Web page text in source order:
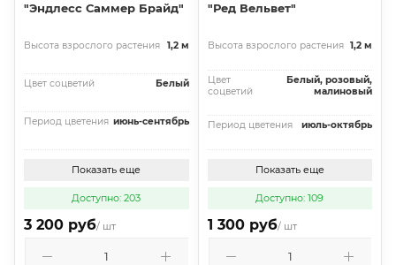
"Эндлесс Саммер Брайд"
Высота взрослого растения 1,2 м
Цвет соцветий Белый
Период цветения июнь-сентябрь
Показать еще
Доступно: 203
3 200 руб/ шт
"Ред Вельвет"
Высота взрослого растения 1,2 м
Цвет
соцветий
Белый, розовый,
малиновый
Период цветения июль-октябрь
Показать еще
Доступно: 109
1 300 руб/ шт